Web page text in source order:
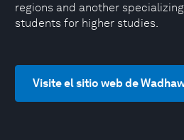
regions and another
students for higher studies.
Visite el sitio web de